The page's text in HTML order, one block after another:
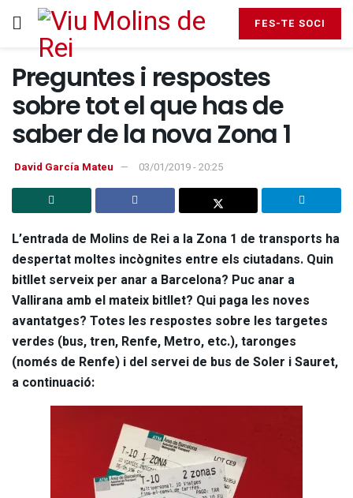
FES-TE SOCI
Preguntes i respostes
sobre tot el que has de
saber de la nova Zona 1
David García Mateu 03/01/2019 - 20:25
L’entrada de Molins de Rei a la Zona 1 de transports ha
despertat moltes incògnites entre els ciutadans. Quin
bitllet serveix per anar a Barcelona? Puc anar a
Vallirana amb el mateix bitllet? Qui paga les noves
avantatges? Totes les respostes sobre les targetes
verdes (bus, tren, Renfe, Metro, etc.), taronges
(només de Renfe) i del servei de bus de Soler i Sauret,
a continuació: